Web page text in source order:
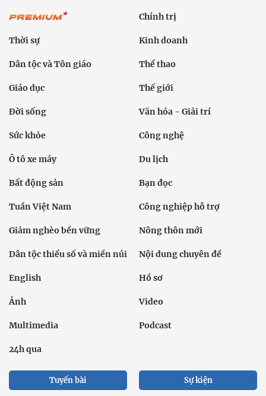
Chính trị
Thời sự Kinh doanh
Dân tộc và Tôn giáo Thể thao
Giáo dục Thế giới
Đời sống Văn hóa - Giải trí
Sức khỏe Công nghệ
Ô tô xe máy Du lịch
Bất động sản Bạn đọc
Tuần Việt Nam Công nghiệp hỗ trợ
Giảm nghèo bền vững Nông thôn mới
Dân tộc thiểu số và miền núi Nội dung chuyên đề
English Hồ sơ
Ảnh Video
Multimedia Podcast
24h qua
Tuyến bài Sự kiện